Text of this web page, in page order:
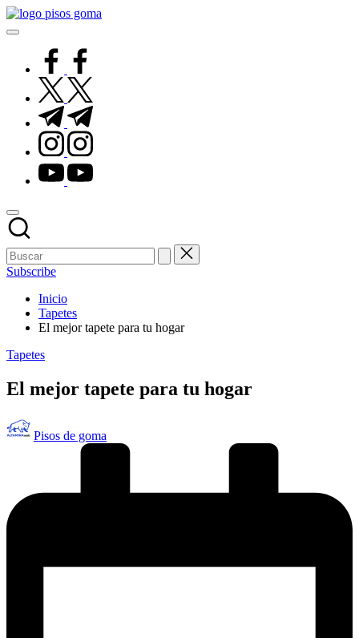
Saltar
al
facebook.com
twitter.com
t.me
instagram.com
youtube.com
Subscribe
Inicio
Tapetes
El mejor tapete para tu hogar
Publicado
Tapetes
El mejor tapete para tu hogar
Publicado
por
Pisos de goma